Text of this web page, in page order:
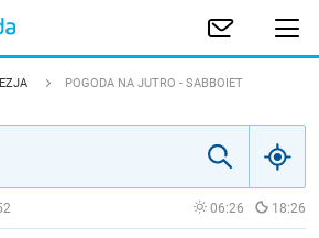
POGODA NA JUTRO - SABBOIET
06:26 18:26